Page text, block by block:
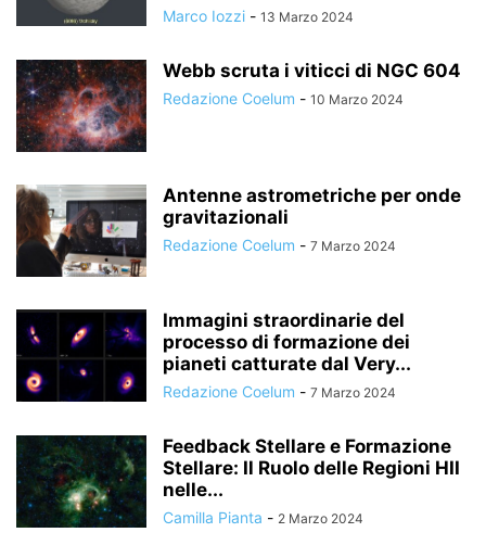
Marco Iozzi - 13 Marzo 2024
Webb scruta i viticci di NGC 604
Redazione Coelum - 10 Marzo 2024
Antenne astrometriche per onde
gravitazionali
Redazione Coelum - 7 Marzo 2024
Immagini straordinarie del
processo di formazione dei
pianeti catturate dal Very...
Redazione Coelum - 7 Marzo 2024
Feedback Stellare e Formazione
Stellare: Il Ruolo delle Regioni HII
nelle...
Camilla Pianta - 2 Marzo 2024